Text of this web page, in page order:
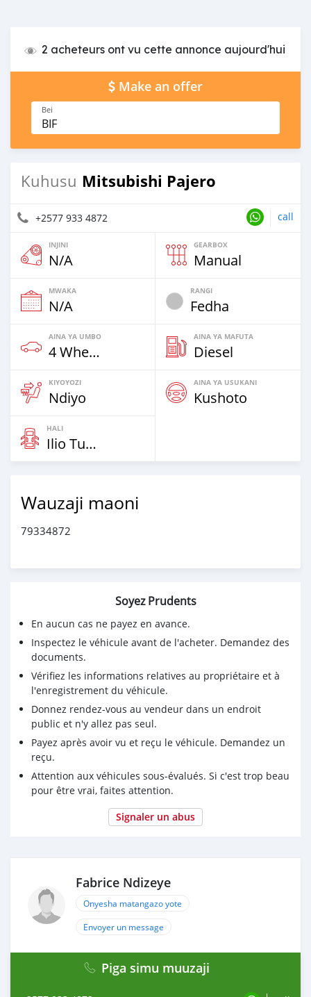
2 acheteurs ont vu cette annonce aujourd'hui
Make an offer
Bei
BIF
Kuhusu Mitsubishi Pajero
+2577 933 4872 call
INJINI
N/A
GEARBOX
Manual
MWAKA
N/A
RANGI
Fedha
AINA YA UMBO
4 Wheel Drives & SUVs
AINA YA MAFUTA
Diesel
KIYOYOZI
Ndiyo
AINA YA USUKANI
Kushoto
HALI
Ilio Tumika
Wauzaji maoni
79334872
Soyez Prudents
En aucun cas ne payez en avance.
Inspectez le véhicule avant de l'acheter. Demandez des
documents.
Vérifiez les informations relatives au propriétaire et à
l'enregistrement du véhicule.
Donnez rendez-vous au vendeur dans un endroit
public et n'y allez pas seul.
Payez après avoir vu et reçu le véhicule. Demandez un
reçu.
Attention aux véhicules sous-évalués. Si c'est trop beau
pour être vrai, faites attention.
Signaler un abus
Fabrice Ndizeye
Onyesha matangazo yote
Envoyer un message
Piga simu muuzaji